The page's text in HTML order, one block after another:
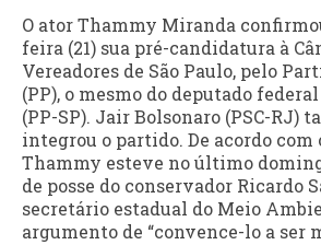
O ator Thammy Miranda
feira (21) sua pré-candidatura à
Vereadores de São Paulo, pelo
(PP), o mesmo do deputado
(PP-SP). Jair Bolsonaro (PSC-RJ)
integrou o partido. De acordo com
Thammy esteve no último
de posse do conservador Ricardo
secretário estadual do Meio
argumento de “convence-lo a ser